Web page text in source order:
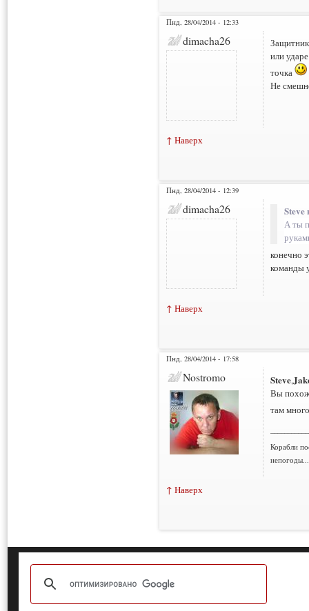
Пнд, 28/04/2014 - 12:33
dimacha26
или
точка
Не
↑ Наверх
Пнд, 28/04/2014 - 12:39
dimacha26 Steve
А ты
конечно
команды
↑ Наверх
Пнд, 28/04/2014 - 17:58
Nostromo Steve,
Вы
там
Корабли
↑ Наверх